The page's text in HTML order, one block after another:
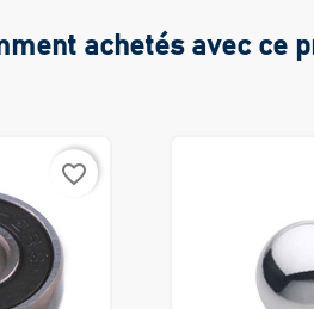
achetés avec ce
favorite_border